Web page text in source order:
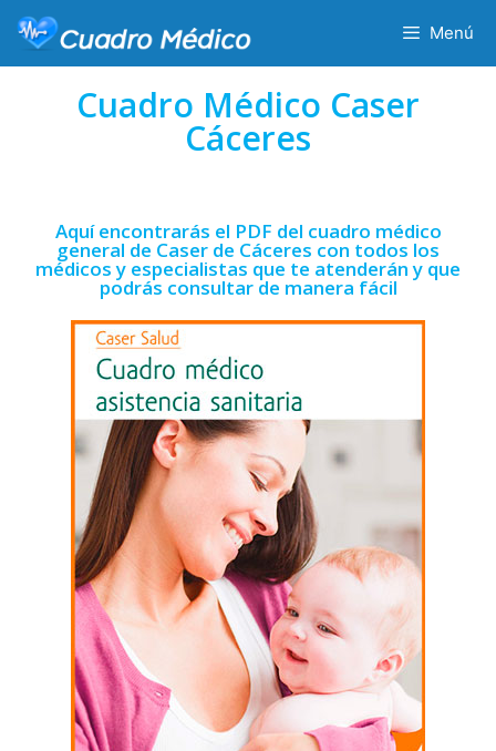
Menú
Cuadro Médico Caser
Cáceres
Aquí encontrarás el PDF del cuadro médico
general de Caser de Cáceres con todos los
médicos y especialistas que te atenderán y que
podrás consultar de manera fácil